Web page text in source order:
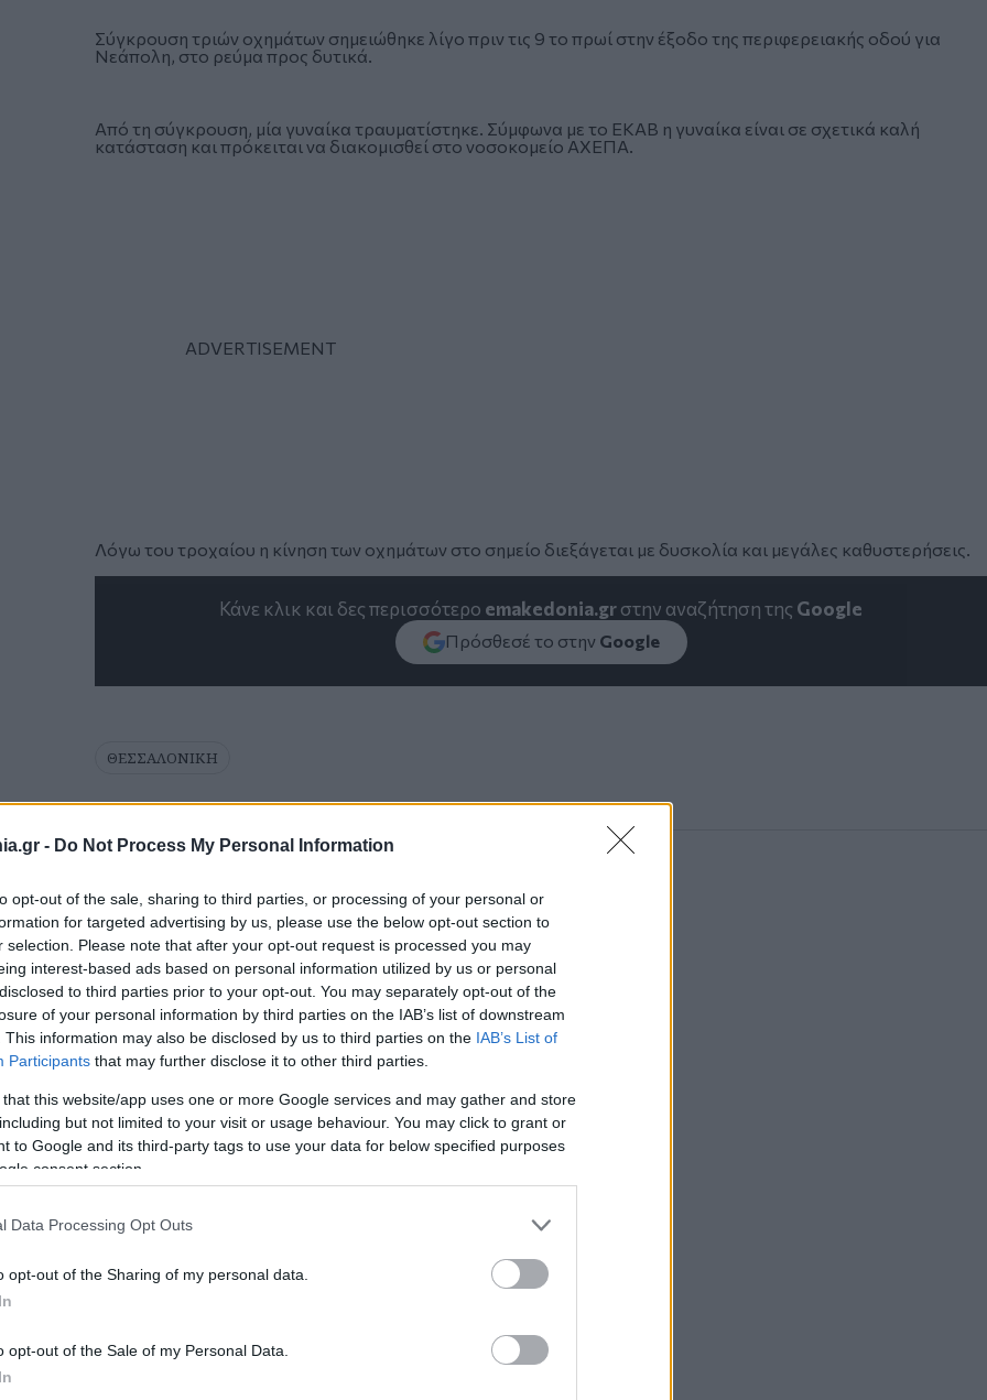
- Do Not Process My Personal Information
opt-out of the sale, sharing to third parties, or processing of your personal or
for targeted advertising by us, please use the below opt-out section to
selection. Please note that after your opt-out request is processed you may
interest-based ads based on personal information utilized by us or personal
to third parties prior to your opt-out. You may separately opt-out of the
of your personal information by third parties on the IAB’s list of downstream
This information may also be disclosed by us to third parties on the IAB’s List of
Participants that may further disclose it to other third parties.
that this website/app uses one or more Google services and may gather and store
but not limited to your visit or usage behaviour. You may click to grant or
to Google and its third-party tags to use your data for below specified purposes
consent section.
Data Processing Opt Outs
opt-out of the Sharing of my personal data.
opt-out of the Sale of my Personal Data.
Σύγκρουση τριών οχημάτων σημειώθηκε λίγο πριν τις 9 το πρωί στην έξοδο της περιφερειακής οδού για
Νεάπολη, στο ρεύμα προς δυτικά.
Από τη σύγκρουση, μία γυναίκα τραυματίστηκε. Σύμφωνα με το ΕΚΑΒ η γυναίκα είναι σε σχετικά καλή
κατάσταση και πρόκειται να διακομισθεί στο νοσοκομείο ΑΧΕΠΑ.
Λόγω του τροχαίου η κίνηση των οχημάτων στο σημείο διεξάγεται με δυσκολία και μεγάλες καθυστερήσεις.
Κάνε κλικ και δες περισσότερο emakedonia.grστην αναζήτηση της Google
Πρόσθεσέ το στην Google
ΘΕΣΣΑΛΟΝΙΚΗ